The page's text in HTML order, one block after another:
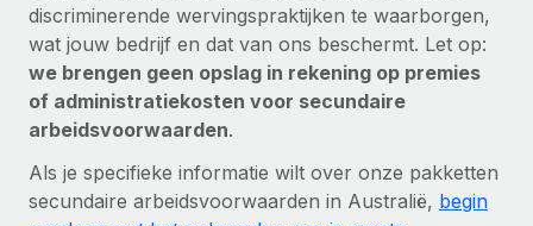
discriminerende wervingspraktijken te waarborgen,
wat jouw bedrijf en dat van ons beschermt. Let op:
we brengen geen opslag in rekening op premies
of administratiekosten voor secundaire
arbeidsvoorwaarden.
Als je specifieke informatie wilt over onze pakketten
secundaire arbeidsvoorwaarden in Australië, begin